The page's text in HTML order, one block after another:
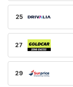
25
27
29